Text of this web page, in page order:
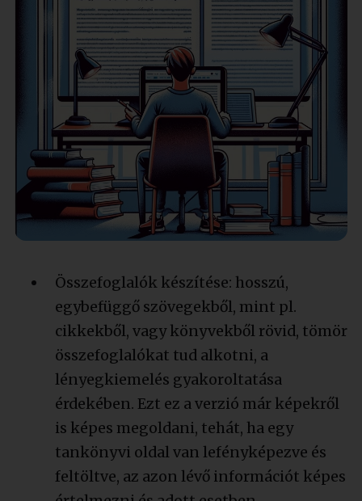
Összefoglalók készítése: hosszú,
egybefüggő szövegekből, mint pl.
cikkekből, vagy könyvekből rövid, tömör
összefoglalókat tud alkotni, a
lényegkiemelés gyakoroltatása
érdekében. Ezt ez a verzió már képekről
is képes megoldani, tehát, ha egy
tankönyvi oldal van lefényképezve és
feltöltve, az azon lévő információt képes